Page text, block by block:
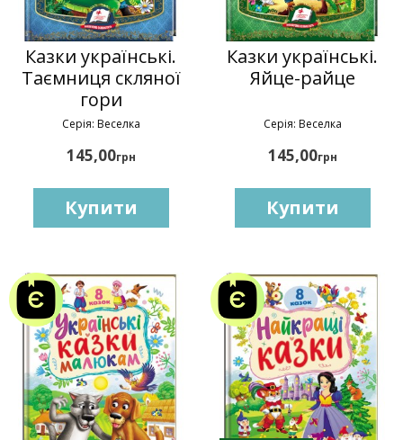
Казки українські.
Таємниця скляної
гори
Серія: Веселка
145,00грн
Купити
Казки українські.
Яйце-райце
Серія: Веселка
145,00грн
Купити